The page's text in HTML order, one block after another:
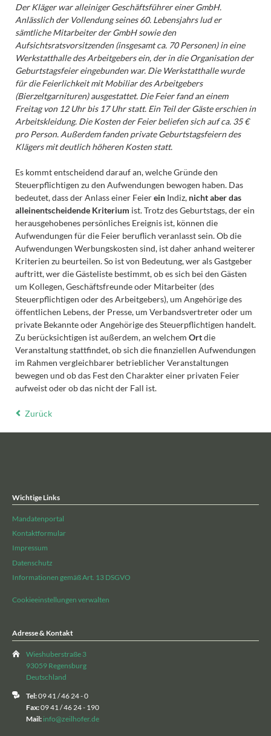
Der Kläger war alleiniger Geschäftsführer einer GmbH.
Anlässlich der Vollendung seines 60. Lebensjahrs lud er
sämtliche Mitarbeiter der GmbH sowie den
Aufsichtsratsvorsitzenden (insgesamt ca. 70 Personen) in eine
Werkstatthalle des Arbeitgebers ein, der in die Organisation der
Geburtstagsfeier eingebunden war. Die Werkstatthalle wurde
für die Feierlichkeit mit Mobiliar des Arbeitgebers
(Bierzeltgarnituren) ausgestattet. Die Feier fand an einem
Freitag von 12 Uhr bis 17 Uhr statt. Ein Teil der Gäste erschien in
Arbeitskleidung. Die Kosten der Feier beliefen sich auf ca. 35 €
pro Person. Außerdem fanden private Geburtstagsfeiern des
Klägers mit deutlich höheren Kosten statt.
Es kommt entscheidend darauf an, welche Gründe den
Steuerpflichtigen zu den Aufwendungen bewogen haben. Das
bedeutet, dass der Anlass einer FeiereinIndiz, nicht aber das
alleinentscheidende Kriterium ist. Trotz des Geburtstags, der ein
herausgehobenes persönliches Ereignis ist, können die
Aufwendungen für die Feier beruflich veranlasst sein. Ob die
Aufwendungen Werbungskosten sind, ist daher anhand weiterer
Kriterien zu beurteilen. So ist von Bedeutung, wer als Gastgeber
auftritt, wer die Gästeliste bestimmt, ob es sich bei den Gästen
um Kollegen, Geschäftsfreunde oder Mitarbeiter (des
Steuerpflichtigen oder des Arbeitgebers), um Angehörige des
öffentlichen Lebens, der Presse, um Verbandsvertreter oder um
private Bekannte oder Angehörige des Steuerpflichtigen handelt.
Zu berücksichtigen ist außerdem, an welchem Ortdie
Veranstaltung stattfindet, ob sich die finanziellen Aufwendungen
im Rahmen vergleichbarer betrieblicher Veranstaltungen
bewegen und ob das Fest den Charakter einer privaten Feier
aufweist oder ob das nicht der Fall ist.
Zurück
Wichtige Links
Mandatenportal
Kontaktformular
Impressum
Datenschutz
Informationen gemäß Art. 13 DSGVO
Cookieeinstellungen verwalten
Adresse & Kontakt
Wieshuberstraße 3
93059 Regensburg
Deutschland
Tel:09 41 / 46 24 - 0
Fax:09 41 / 46 24 - 190
Mail: info@zeilhofer.de